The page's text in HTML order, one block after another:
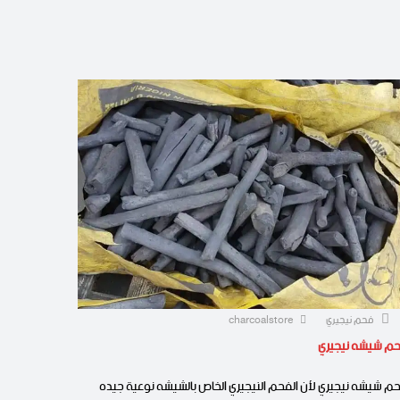
فحم نيجيري
شيشه نيجيري
شيشه نيجيري لأن الفحم النيجيري الخاص بالشيشه نوعية جيده